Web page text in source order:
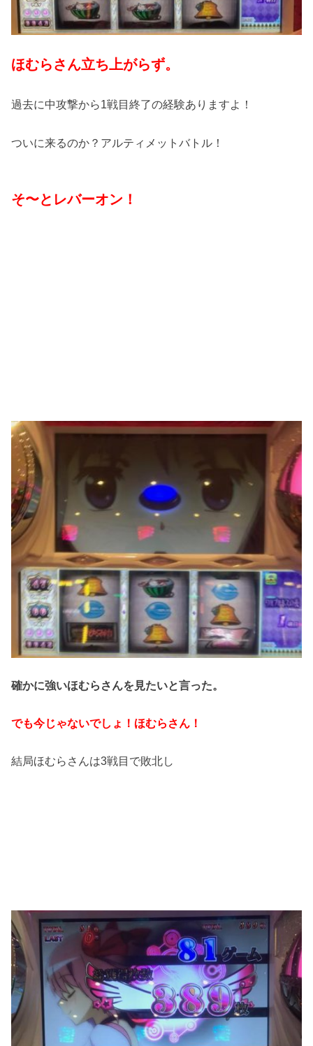
ほむらさん立ち上がらず。
過去に中攻撃から1戦目終了の経験ありますよ！
ついに来るのか？アルティメットバトル！
そ〜とレバーオン！
確かに強いほむらさんを見たいと言った。
でも今じゃないでしょ！ほむらさん！
結局ほむらさんは3戦目で敗北し